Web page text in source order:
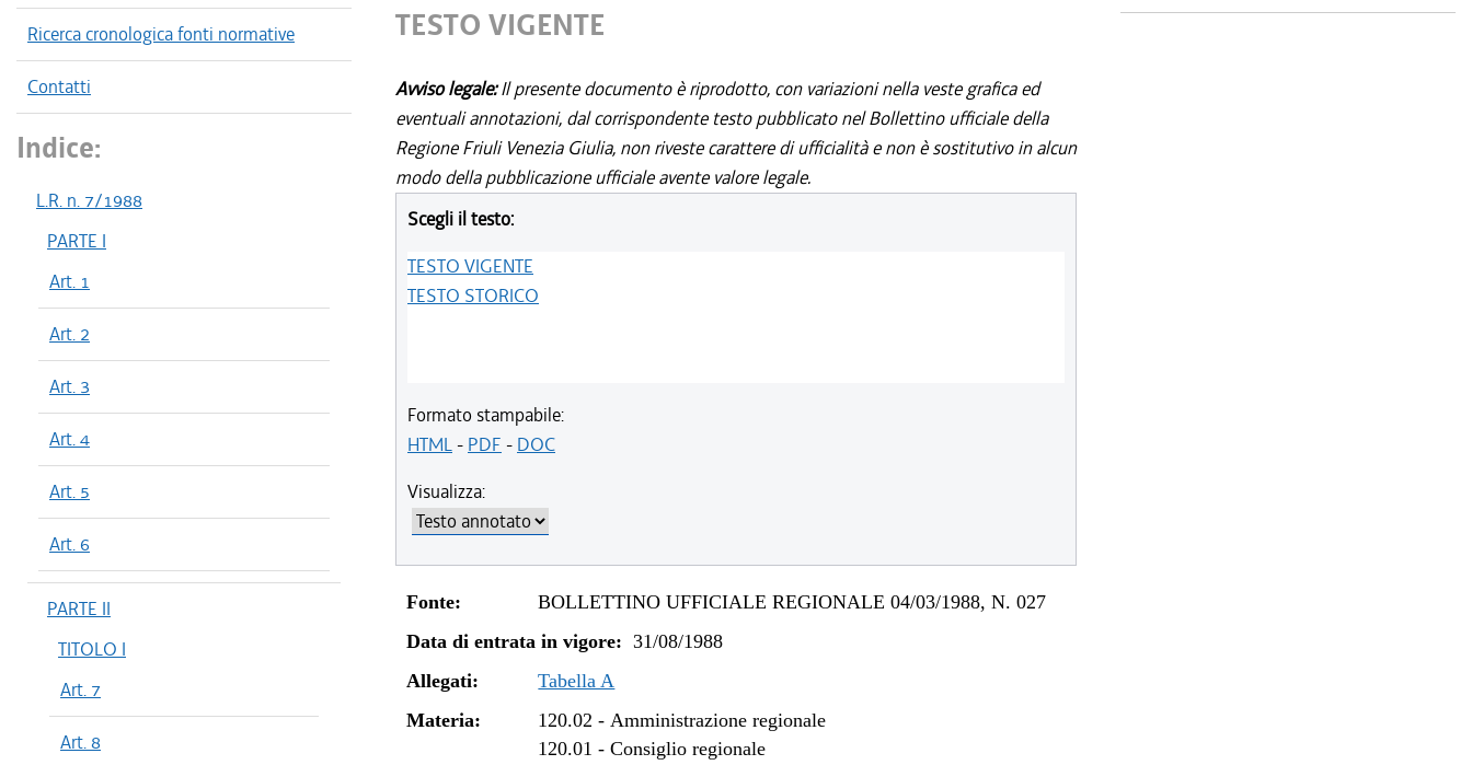
Ricerca cronologica fonti normative
Contatti
Indice:
L.R. n. 7/1988
PARTE I
Art. 1
Art. 2
Art. 3
Art. 4
Art. 5
Art. 6
PARTE II
TITOLO I
Art. 7
Art. 8
TESTO VIGENTE
Avviso legale:Il presente documento è riprodotto, con variazioni nella veste grafica ed
eventuali annotazioni, dal corrispondente testo pubblicato nel Bollettino ufficiale della
Regione Friuli Venezia Giulia, non riveste carattere di ufficialità e non è sostitutivo in alcun
modo della pubblicazione ufficiale avente valore legale.
Scegli il testo:
TESTO VIGENTE
TESTO STORICO
Formato stampabile:
HTML- PDF - DOC
Visualizza:
Fonte:
BOLLETTINO UFFICIALE REGIONALE 04/03/1988, N. 027
Data di entrata in vigore: 31/08/1988
Allegati:
Tabella A
Materia:
120.02 -Amministrazione regionale
120.01 -Consiglio regionale